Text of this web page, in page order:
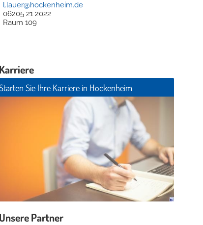
l.lauer@hockenheim.de
06205 21 2022
Raum 109
Karriere
Sie Ihre Karriere in Hockenheim
Unsere Partner